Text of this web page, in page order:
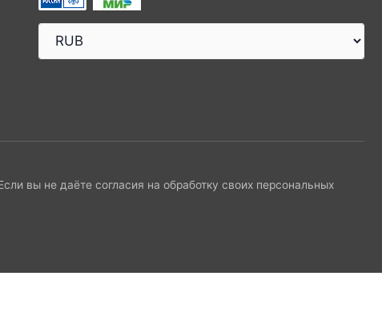
вы не даёте согласия на обработку своих персональных